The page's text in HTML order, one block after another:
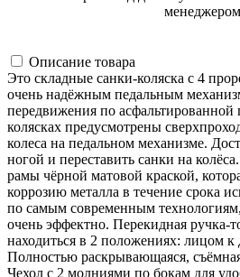
менеджером
Описание товара
Это складные санки-коляска с 4
очень надёжным педальным
передвижения по асфальтированной
колясках предусмотрены
колеса на педальном механизме.
ногой и переставить санки на
рамы чёрной матовой краской,
коррозию металла в течение срока
по самым современным
очень эффектно. Перекидная ручка-
находиться в 2 положениях: лицом
Полностью раскрывающаяся,
Чехол с 2 молниями по бокам для